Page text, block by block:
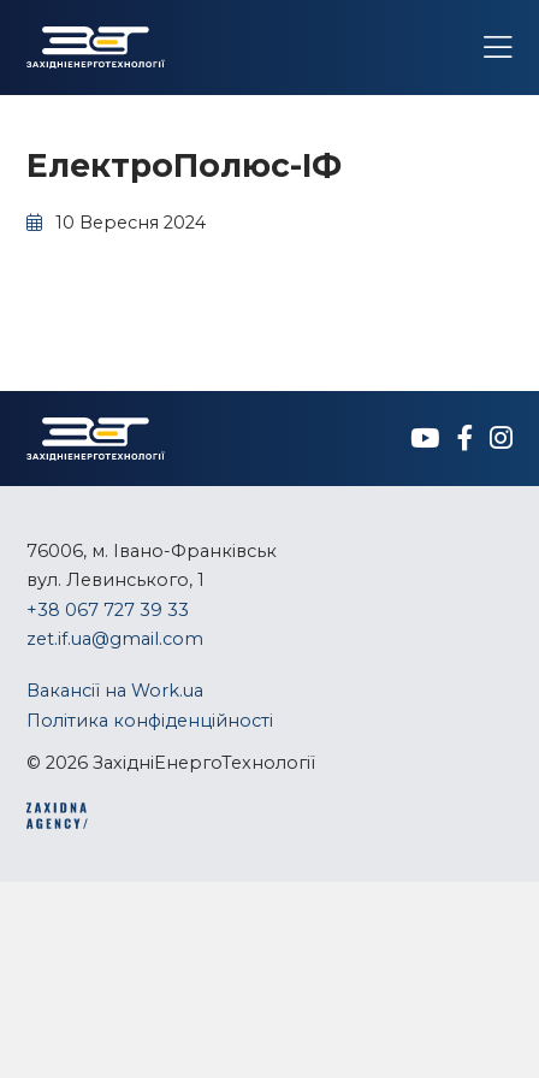
ЕлектроПолюс-ІФ
10 Вересня 2024
76006, м. Івано-Франківськ
вул. Левинського, 1
+38 067 727 39 33
zet.if.ua@gmail.com
Вакансії на Work.ua
Політика конфіденційності
© 2026 ЗахідніЕнергоТехнології